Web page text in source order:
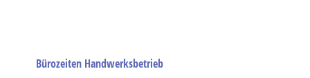
Bürozeiten Handwerksbetrieb